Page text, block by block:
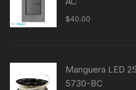
$40.00
Manguera LED
5730-BC